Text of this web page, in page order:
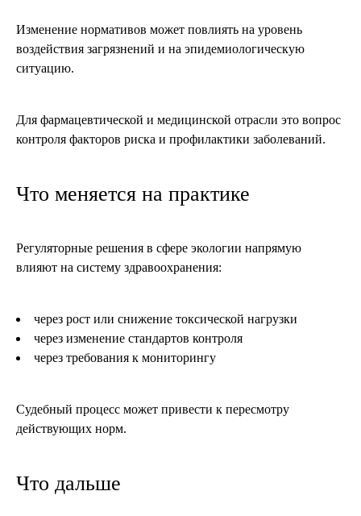
Изменение нормативов может повлиять на уровень
воздействия загрязнений и на эпидемиологическую
ситуацию.
Для фармацевтической и медицинской отрасли это вопрос
контроля факторов риска и профилактики заболеваний.
Что меняется на практике
Регуляторные решения в сфере экологии напрямую
влияют на систему здравоохранения:
через рост или снижение токсической нагрузки
через изменение стандартов контроля
через требования к мониторингу
Судебный процесс может привести к пересмотру
действующих норм.
Что дальше